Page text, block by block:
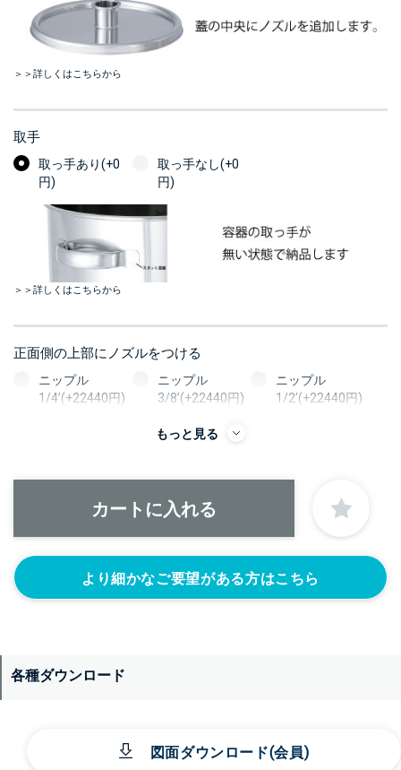
＞＞詳しくはこちらから
取手
取っ手あり(+0
円)
取っ手なし(+0
円)
＞＞詳しくはこちらから
正面側の上部にノズルをつける
ニップル
1/4’(+22440円)
ニップル
3/8’(+22440円)
ニップル
1/2’(+22440円)
ソケット
3/8’(+22440円)
もっと見る
より細かなご要望がある方はこちら
各種ダウンロード
図面ダウンロード(会員)